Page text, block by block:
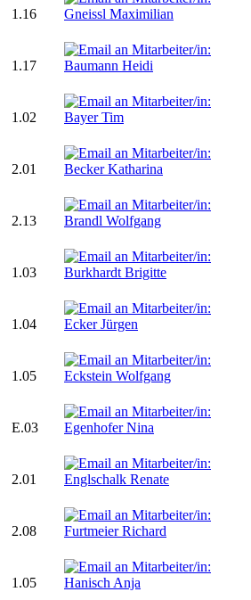
1.16
1.17
1.02
2.01
2.13
1.03
1.04
1.05
E.03
2.01
2.08
1.05